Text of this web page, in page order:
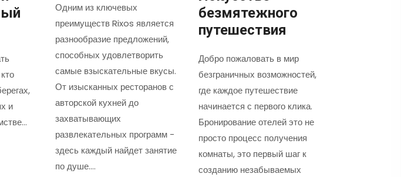
и
Одним из ключевых
преимуществ Rixos является
разнообразие предложений,
способных удовлетворить
самые взыскательные вкусы.
От изысканных ресторанов с
авторской кухней до
захватывающих
развлекательных программ -
здесь каждый найдет занятие
по душе.…
безмятежного
путешествия
Добро пожаловать в мир
безграничных возможностей,
где каждое путешествие
начинается с первого клика.
Бронирование отелей это не
просто процесс получения
комнаты, это первый шаг к
созданию незабываемых